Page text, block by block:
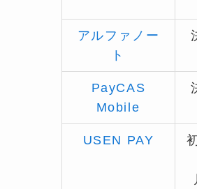
アルファノー
ト
PayCAS
Mobile
USEN PAY